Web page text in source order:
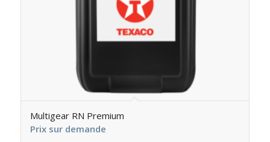
Multigear RN Premium
Prix sur demande